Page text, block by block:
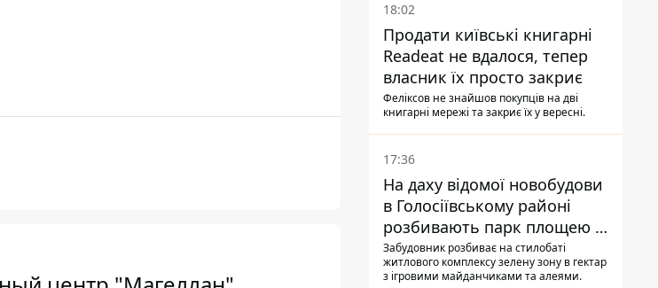
18:02
Продати київські книгарні
Readeat не вдалося, тепер
власник їх просто закриє
Феліксов не знайшов покупців на дві
книгарні мережі та закриє їх у вересні.
17:36
На даху відомої новобудови
в Голосіївському районі
розбивають парк площею в
гектар
Забудовник розбиває на стилобаті
житлового комплексу зелену зону в гектар
з ігровими майданчиками та алеями.